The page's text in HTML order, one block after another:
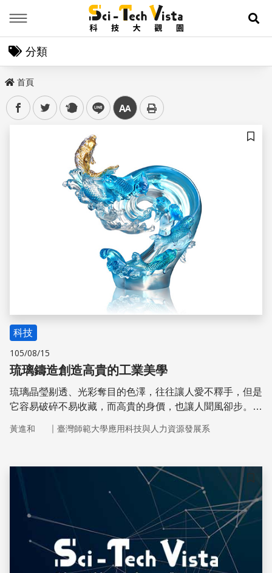
展
分類
首頁
facebooktwitter plurk line 中
儲存
科技
105/08/15
琉璃鑄造創造高貴的工業美學
琉璃晶瑩剔透、光彩奪目的色澤，往往讓人愛不釋手，但是
它容易破碎不易收藏，而高貴的身價，也讓人聞風卻步。很
實琉璃高貴，除了它擁有絢麗耀眼的光彩外，還包含其獨一
法，可說兼具了收藏與藝術的價值
黃進和 ｜ 臺灣師範大學應用科技與人力資源發展系
儲存